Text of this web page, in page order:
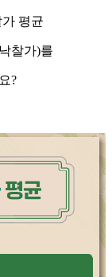
평균
찰가)를
?